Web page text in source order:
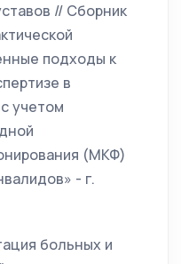
// Сборник
подходы к
в
учетом
(МКФ)
- г.
больных и